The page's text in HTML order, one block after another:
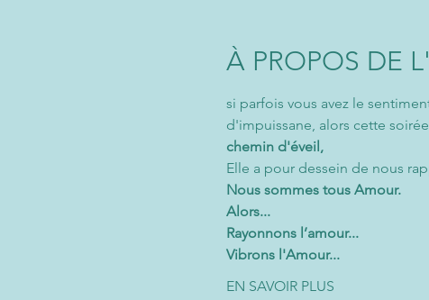
À PROPOS DE
si parfois vous avez le
d'impuissane, alors cette
chemin d'éveil,
Elle a pour dessein de nous
Nous sommes tous Amour.
Alors...
Rayonnons l’amour...
Vibrons l'Amour...
EN SAVOIR PLUS